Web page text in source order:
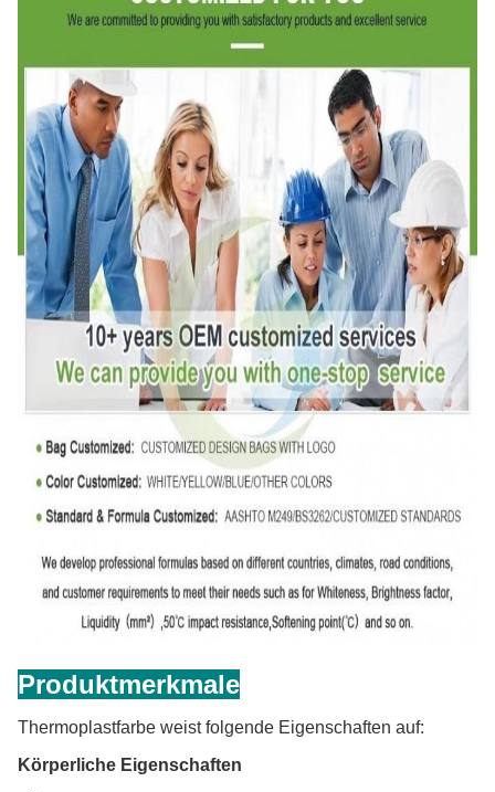
Produktmerkmale
Thermoplastfarbe weist folgende Eigenschaften auf:
Körperliche Eigenschaften